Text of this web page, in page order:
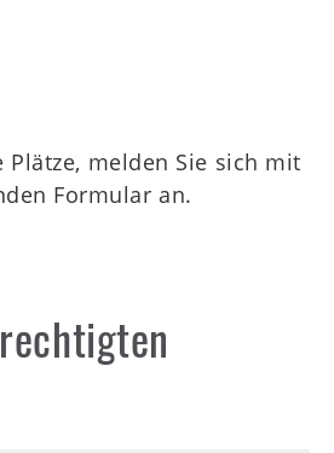
Plätze, melden Sie sich mit
Formular an.